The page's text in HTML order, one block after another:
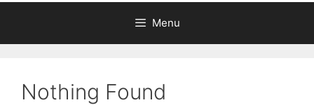
Menu
Nothing Found